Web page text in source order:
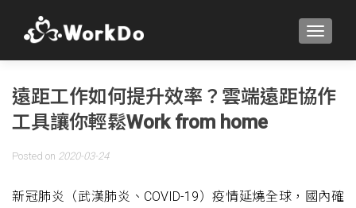
遠距工作如何提升效率？雲端遠距協作
工具讓你輕鬆Work from home
Posted on 2020-03-24
新冠肺炎（武漢肺炎、COVID-19）疫情延燒全球，國內確